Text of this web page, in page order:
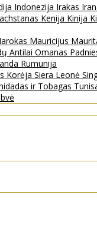
Indonezija Irakas
Kenija Kinija
Mauricijus
Antilai Omanas
Rumunija
Korėja Siera Leonė
ir Tobagas